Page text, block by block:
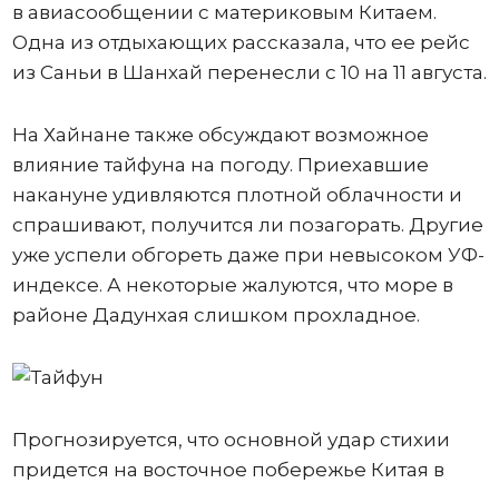
в авиасообщении с материковым Китаем.
Одна из отдыхающих рассказала, что ее рейс
из Саньи в Шанхай перенесли с 10 на 11 августа.
На Хайнане также обсуждают возможное
влияние тайфуна на погоду. Приехавшие
накануне удивляются плотной облачности и
спрашивают, получится ли позагорать. Другие
уже успели обгореть даже при невысоком УФ-
индексе. А некоторые жалуются, что море в
районе Дадунхая слишком прохладное.
Прогнозируется, что основной удар стихии
придется на восточное побережье Китая в